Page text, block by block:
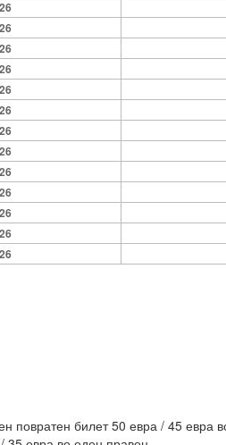
повратен билет 50 евра / 45 евра